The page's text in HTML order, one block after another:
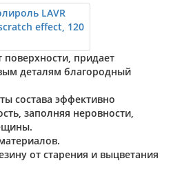
придает
деталям благородный
состава эффективно
заполняя неровности,
от старения и выцветания